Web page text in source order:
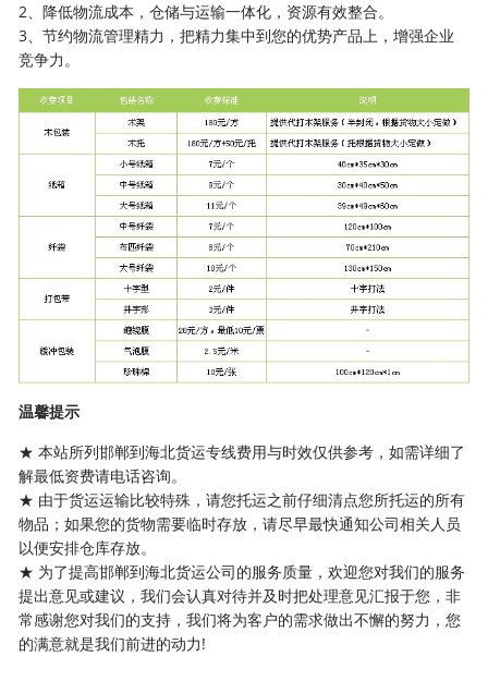
2、降低物流成本，仓储与运输一体化，资源有效整合。
3、节约物流管理精力，把精力集中到您的优势产品上，增强企业
竞争力。
温馨提示
★ 本站所列邯郸到海北货运专线费用与时效仅供参考，如需详细了
解最低资费请电话咨询。
★ 由于货运运输比较特殊，请您托运之前仔细清点您所托运的所有
物品；如果您的货物需要临时存放，请尽早最快通知公司相关人员
以便安排仓库存放。
★ 为了提高邯郸到海北货运公司的服务质量，欢迎您对我们的服务
提出意见或建议，我们会认真对待并及时把处理意见汇报于您，非
常感谢您对我们的支持，我们将为客户的需求做出不懈的努力，您
的满意就是我们前进的动力!